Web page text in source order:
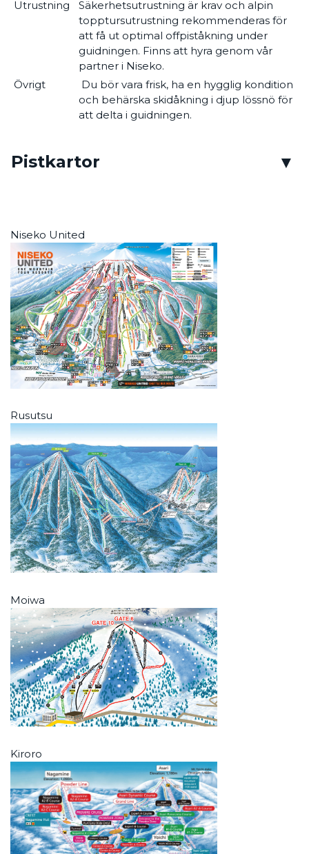
Utrustning
Säkerhetsutrustning är krav och alpin
topptursutrustning rekommenderas för
att få ut optimal offpiståkning under
guidningen. Finns att hyra genom vår
partner i Niseko.
Övrigt
Du bör vara frisk, ha en hygglig kondition
och behärska skidåkning i djup lössnö för
att delta i guidningen.
Pistkartor
Niseko United
Rusutsu
Moiwa
Kiroro